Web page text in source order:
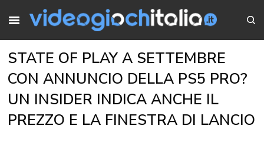
STATE OF PLAY A SETTEMBRE
CON ANNUNCIO DELLA PS5 PRO?
UN INSIDER INDICA ANCHE IL
PREZZO E LA FINESTRA DI LANCIO